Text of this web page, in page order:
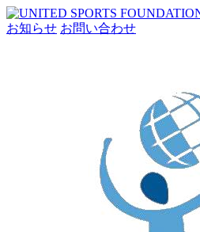
お知らせ お問い合わせ